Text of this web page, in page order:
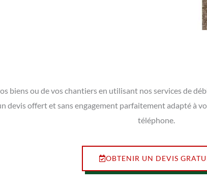
biens ou de vos chantiers en utilisant nos services de
devis offert et sans engagement parfaitement adapté à
téléphone.
OBTENIR UN DEVIS